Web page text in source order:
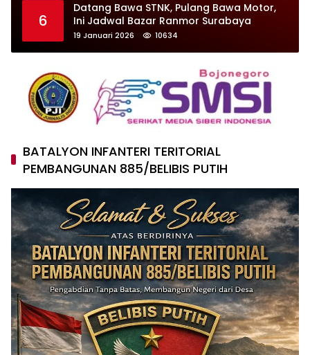
6
Datang Bawa STNK, Pulang Bawa Motor,
Ini Jadwal Bazar Ranmor Surabaya
19 Januari 2026 10634
BATALYON INFANTERI TERITORIAL
PEMBANGUNAN 885/BELIBIS PUTIH